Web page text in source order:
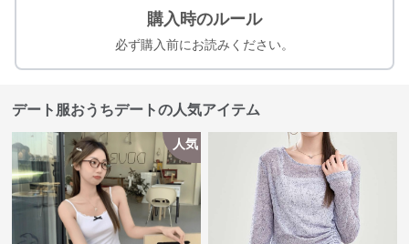
購入時のルール
必ず購入前にお読みください。
デート服おうちデートの人気アイテム
人気